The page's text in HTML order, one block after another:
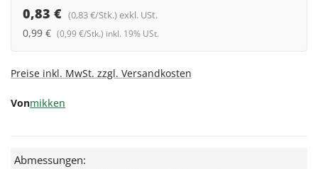
0,83 € (0,83 €/Stk.) exkl. USt.
0,99 € (0,99 €/Stk.) inkl. 19% USt.
Preise inkl. MwSt. zzgl. Versandkosten
Vonmikken
Abmessungen: